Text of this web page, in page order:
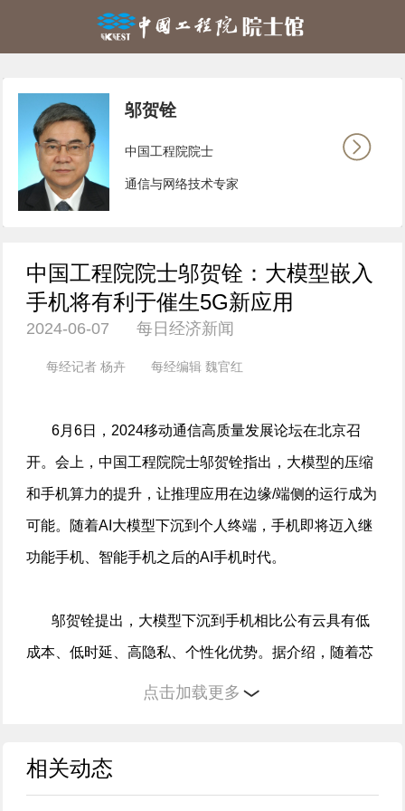
邬贺铨
中国工程院院士
通信与网络技术专家
中国工程院院士邬贺铨：大模型嵌入
手机将有利于催生5G新应用
2024-06-07 每日经济新闻
每经记者 杨卉 每经编辑 魏官红
6月6日，2024移动通信高质量发展论坛在北京召
开。会上，中国工程院院士邬贺铨指出，大模型的压缩
和手机算力的提升，让推理应用在边缘/端侧的运行成为
可能。随着AI大模型下沉到个人终端，手机即将迈入继
功能手机、智能手机之后的AI手机时代。
邬贺铨提出，大模型下沉到手机相比公有云具有低
成本、低时延、高隐私、个性化优势。据介绍，随着芯
片升级与模型压缩，目前手机终端已经能够支撑130亿
点击加载更多
相关动态